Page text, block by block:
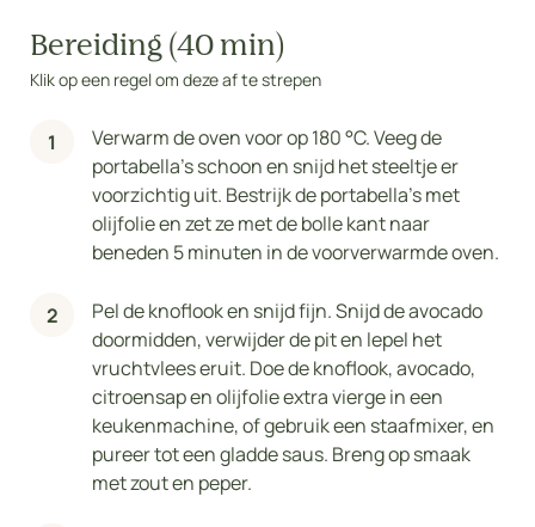
Bereiding (40 min)
Klik op een regel om deze af te strepen
Verwarm de oven voor op 180 °C. Veeg de
portabella's schoon en snijd het steeltje er
voorzichtig uit. Bestrijk de portabella's met
olijfolie en zet ze met de bolle kant naar
beneden 5 minuten in de voorverwarmde oven.
Pel de knoflook en snijd fijn. Snijd de avocado
doormidden, verwijder de pit en lepel het
vruchtvlees eruit. Doe de knoflook, avocado,
citroensap en olijfolie extra vierge in een
keukenmachine, of gebruik een staafmixer, en
pureer tot een gladde saus. Breng op smaak
met zout en peper.